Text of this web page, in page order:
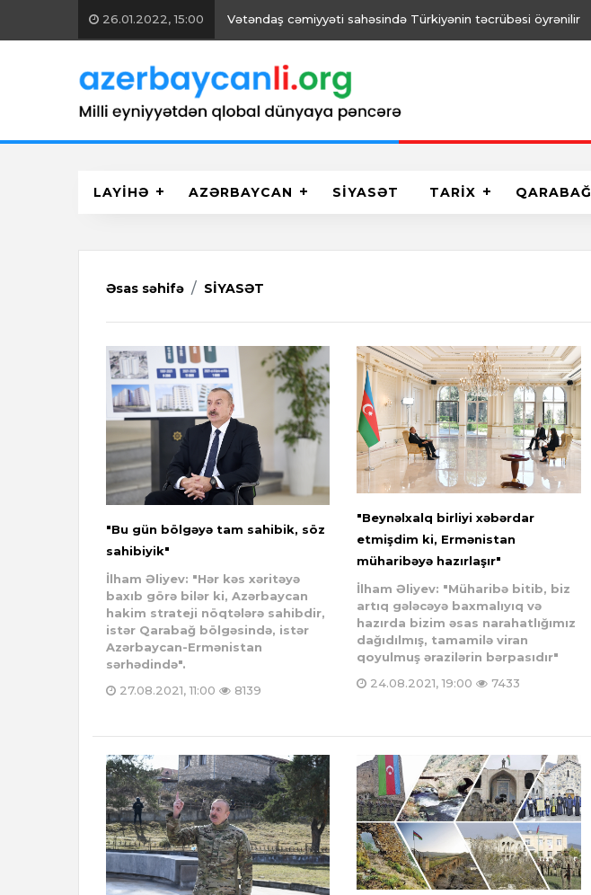
26.01.2022, 15:00 Vətəndaş cəmiyyəti sahəsində Türkiyənin təcrübəsi öyrənilir
LAYİHƏ AZƏRBAYCAN SİYASƏT TARİX QARABAĞ
Əsas səhifə SİYASƏT
"Bu gün bölgəyə tam sahibik, söz
sahibiyik"
İlham Əliyev: "Hər kəs xəritəyə
baxıb görə bilər ki, Azərbaycan
hakim strateji nöqtələrə sahibdir,
istər Qarabağ bölgəsində, istər
Azərbaycan-Ermənistan
sərhədində".
27.08.2021, 11:00
8139
"Beynəlxalq birliyi xəbərdar
etmişdim ki, Ermənistan
müharibəyə hazırlaşır"
İlham Əliyev: "Müharibə bitib, biz
artıq gələcəyə baxmalıyıq və
hazırda bizim əsas narahatlığımız
dağıdılmış, tamamilə viran
qoyulmuş ərazilərin bərpasıdır"
24.08.2021, 19:00
7433